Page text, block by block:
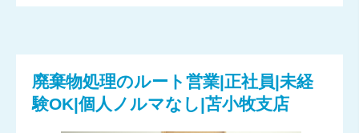
廃棄物処理のルート営業|正社員|未経
験OK|個人ノルマなし|苫小牧支店